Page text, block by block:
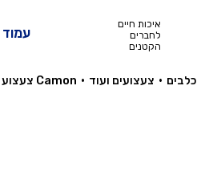
איכות חיים
לחברים
הקטנים
כלבים • צעצועים ועוד • Camon צעצוע בד עכבר/ארנב